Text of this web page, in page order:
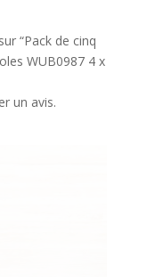
“Pack de cinq
WUB0987 4 x
un avis.